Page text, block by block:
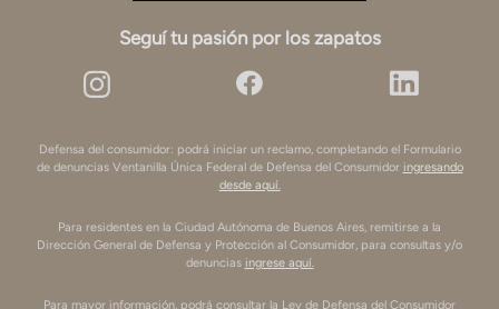
Seguí tu pasión por los zapatos
Defensa del consumidor: podrá iniciar un reclamo, completando el Formulario
de denuncias Ventanilla Única Federal de Defensa del Consumidor ingresando
desde aquí.
Para residentes en la Ciudad Autónoma de Buenos Aires, remitirse a la
Dirección General de Defensa y Protección al Consumidor, para consultas y/o
denuncias ingrese aquí.
Para mayor información, podrá consultar la Ley de Defensa del Consumidor